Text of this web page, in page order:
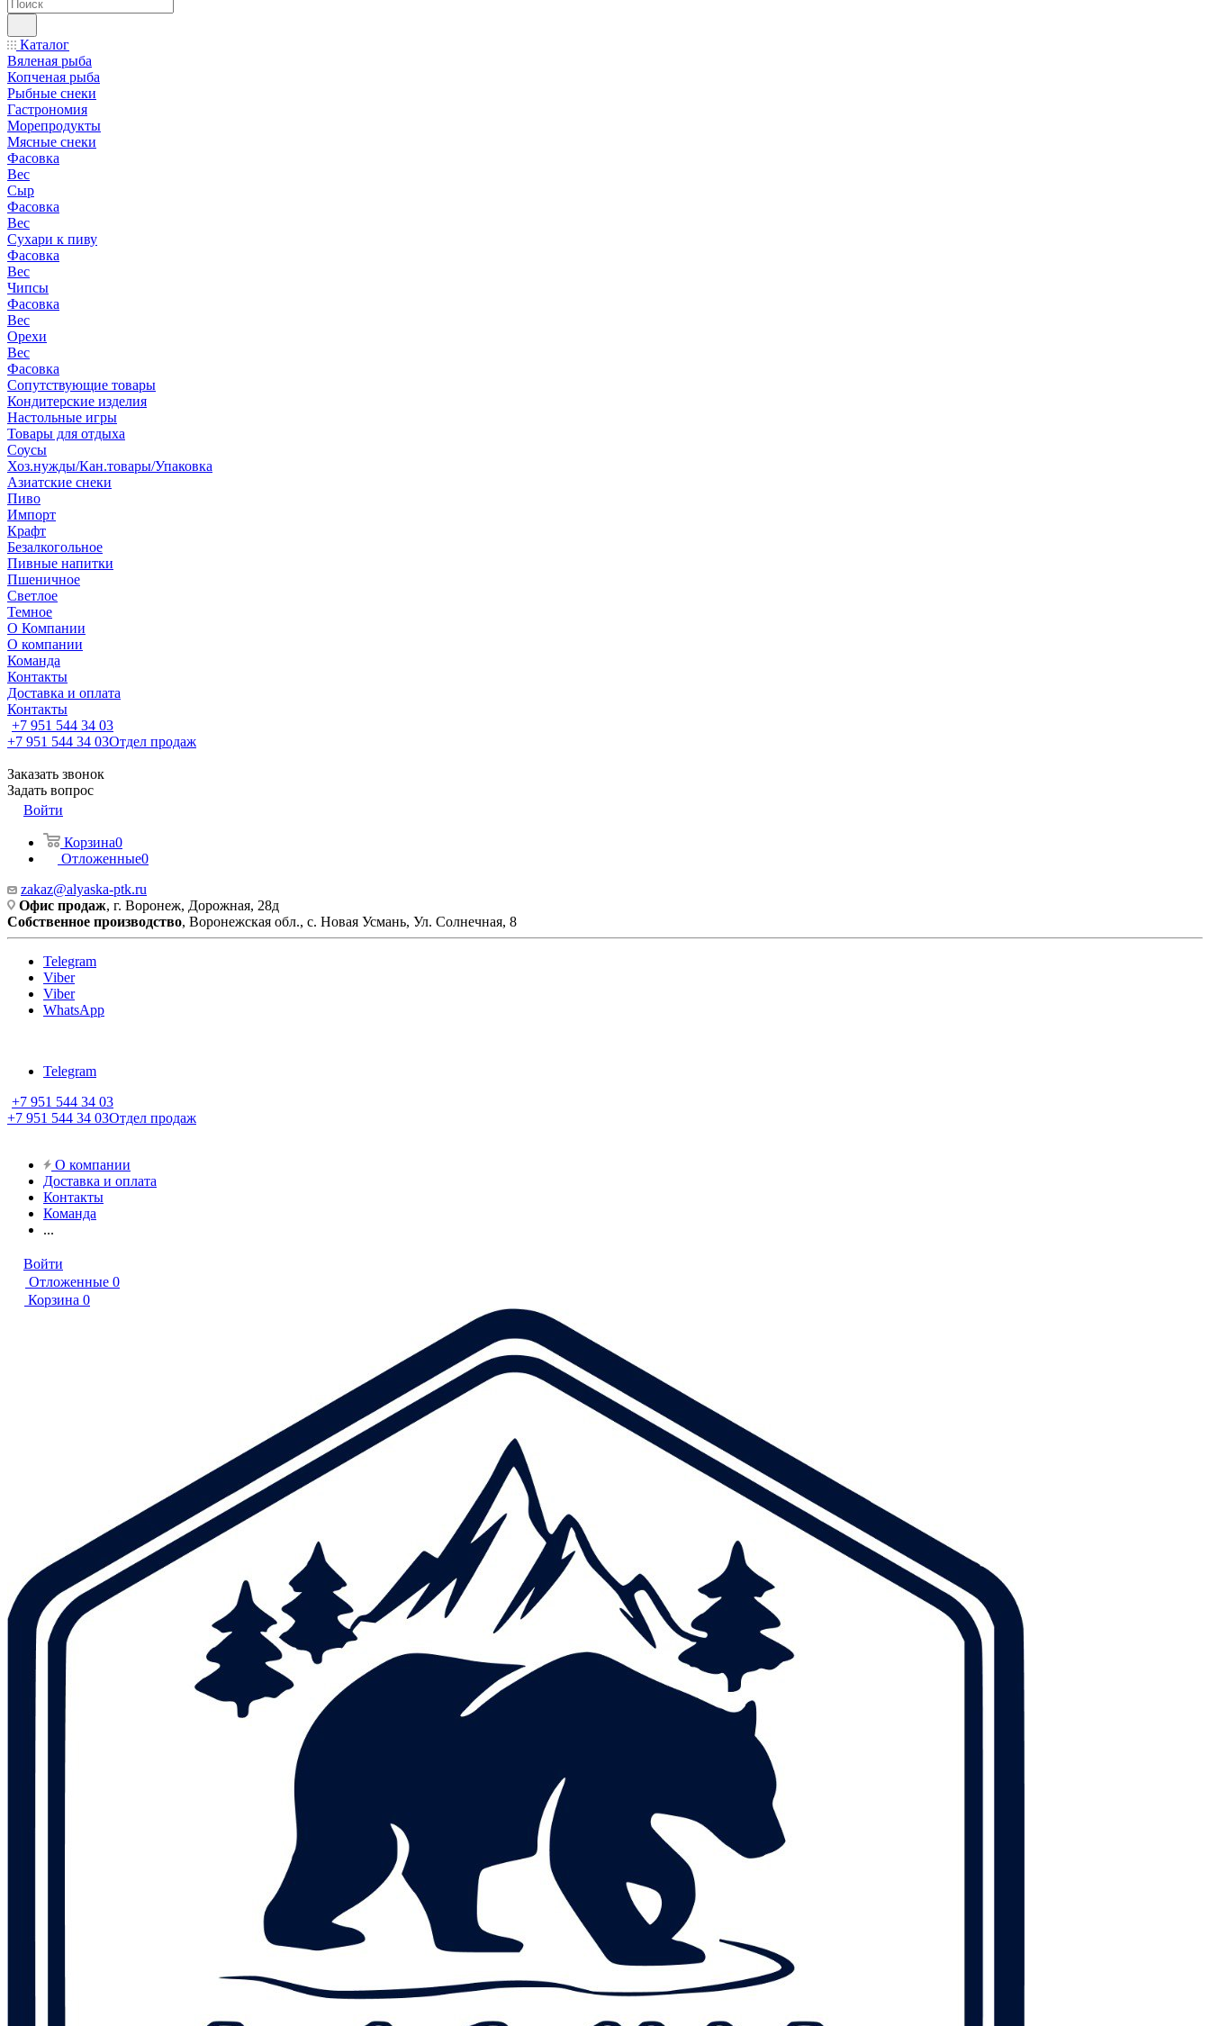
Каталог
Вяленая рыба
Копченая рыба
Рыбные снеки
Гастрономия
Морепродукты
Мясные снеки
Фасовка
Вес
Сыр
Фасовка
Вес
Сухари к пиву
Фасовка
Вес
Чипсы
Фасовка
Вес
Орехи
Вес
Фасовка
Сопутствующие товары
Кондитерские изделия
Настольные игры
Товары для отдыха
Соусы
Хоз.нужды/Кан.товары/Упаковка
Азиатские снеки
Пиво
Импорт
Крафт
Безалкогольное
Пивные напитки
Пшеничное
Светлое
Темное
О Компании
О компании
Команда
Контакты
Доставка и оплата
Контакты
+7 951 544 34 03
+7 951 544 34 03Отдел продаж
Заказать звонок
Задать вопрос
Войти
Корзина0
Отложенные0
zakaz@alyaska-ptk.ru
Офис продаж, г. Воронеж, Дорожная, 28д
Собственное производство, Воронежская обл., с. Новая Усмань, Ул. Солнечная, 8
Telegram
Viber
Viber
WhatsApp
Telegram
+7 951 544 34 03
+7 951 544 34 03Отдел продаж
О компании
Доставка и оплата
Контакты
Команда
...
Войти
Отложенные 0
Корзина 0